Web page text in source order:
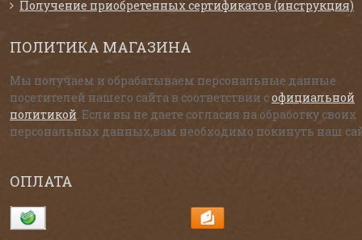
Получение приобретенных сертификатов (инструкция)
ПОЛИТИКА МАГАЗИНА
Мы получаем и обрабатываем персональные данные
посетителей нашего сайта в соответствии софициальной
политикой . Если вы не даете согласия на обработку своих
персональных данных,вам необходимо покинуть наш
ОПЛАТА